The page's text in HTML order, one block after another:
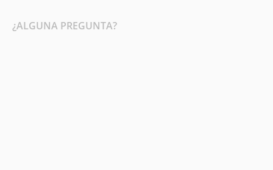
¿ALGUNA PREGUNTA?